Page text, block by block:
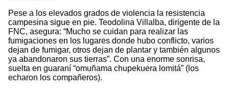
Pese a los elevados grados de violencia la resistencia
campesina sigue en pie. Teodolina Villalba, dirigente de la
FNC, asegura: “Mucho se cuidan para realizar las
fumigaciones en los lugares donde hubo conflicto, varios
dejan de fumigar, otros dejan de plantar y también algunos
ya abandonaron sus tierras”. Con una enorme sonrisa,
suelta en guaraní “omuñama chupekuera lomitá” (los
echaron los compañeros).